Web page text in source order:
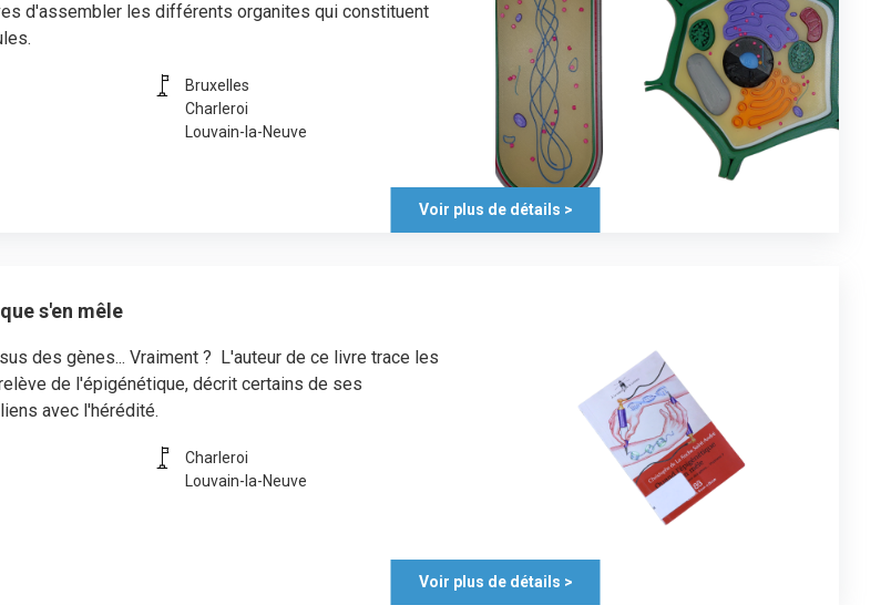
d'assembler les différents organites qui constituent
Bruxelles
Charleroi
Louvain-la-Neuve
Voir plus de détails >
s'en mêle
des gènes... Vraiment ? L'auteur de ce livre trace les
de l'épigénétique, décrit certains de ses
avec l'hérédité.
Charleroi
Louvain-la-Neuve
Voir plus de détails >